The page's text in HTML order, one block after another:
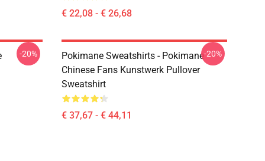
€ 22,08 - € 26,68
-20%
Pokimane Sweatshirts - Pokimane
Chinese Fans Kunstwerk Pullover
Sweatshirt
€ 37,67 - € 44,11
-20%